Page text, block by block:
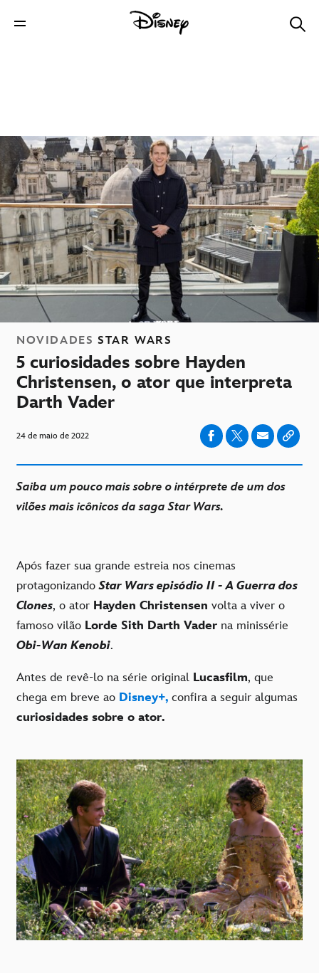
NOVIDADES STAR WARS
5 curiosidades sobre Hayden
Christensen, o ator que interpreta
Darth Vader
24 de maio de 2022
Saiba um pouco mais sobre o intérprete de um dos
vilões mais icônicos da saga Star Wars.
Após fazer sua grande estreia nos cinemas
protagonizandoStar Wars episódio II - A Guerra dos
Clones, o ator Hayden Christensen volta a viver o
famoso vilão Lorde Sith Darth Vader na minissérie
Obi-Wan Kenobi.
Antes de revê-lo na série original Lucasfilm, que
chega em breve ao Disney+, confira a seguir algumas
curiosidades sobre o ator.